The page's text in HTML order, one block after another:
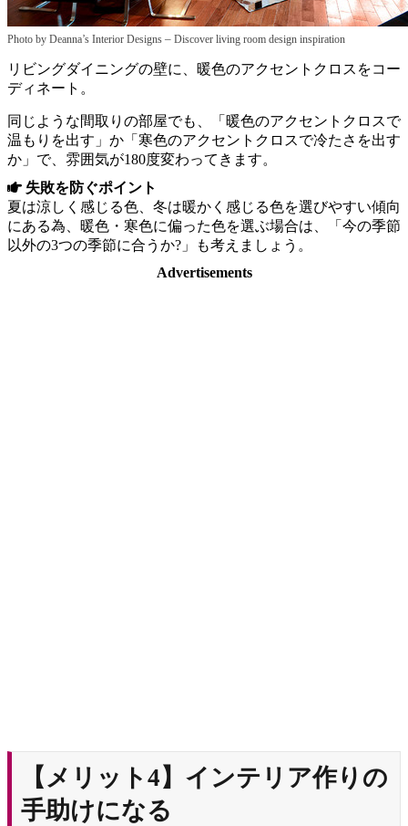
Photo by Deanna’s Interior Designs – Discover living room design inspiration
リビングダイニングの壁に、暖色のアクセントクロスをコー
ディネート。
同じような間取りの部屋でも、「暖色のアクセントクロスで
温もりを出す」か「寒色のアクセントクロスで冷たさを出す
か」で、雰囲気が180度変わってきます。
失敗を防ぐポイント
夏は涼しく感じる色、冬は暖かく感じる色を選びやすい傾向
にある為、暖色・寒色に偏った色を選ぶ場合は、「今の季節
以外の3つの季節に合うか?」も考えましょう。
Advertisements
【メリット4】インテリア作りの
手助けになる